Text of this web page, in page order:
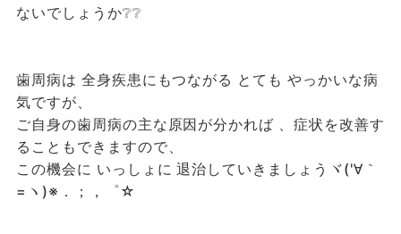
ないでしょうか❔❔
歯周病は 全身疾患にもつながる とても やっかいな病
気ですが、
ご自身の歯周病の主な原因が分かれば 、症状を改善す
ることもできますので、
この機会に いっしょに 退治していきましょうヾ('∀｀
=ヽ)※．；，゜☆